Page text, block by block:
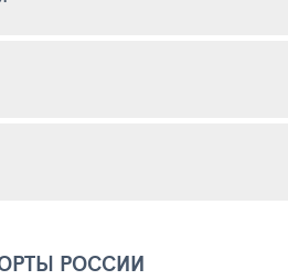
РОССИИ